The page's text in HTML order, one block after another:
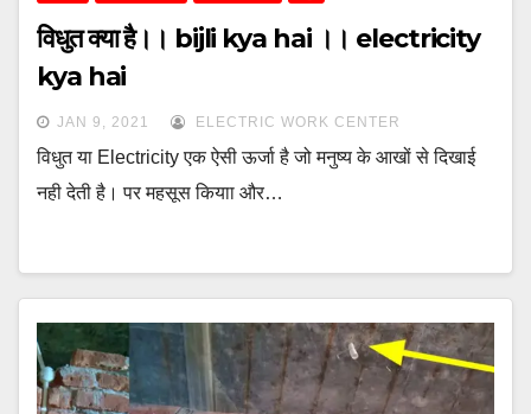
विधुत क्या है।। bijli kya hai ।। electricity
kya hai
JAN 9, 2021 ELECTRIC WORK CENTER
विधुत या Electricity एक ऐसी ऊर्जा है जो मनुष्य के आखों से दिखाई
नही देती है। पर महसूस कियाा और…